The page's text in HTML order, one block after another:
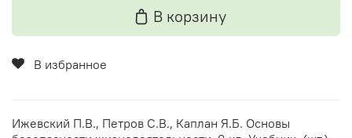
В корзину
В избранное
Ижевский П.В., Петров С.В., Каплан Я.Б. Основы